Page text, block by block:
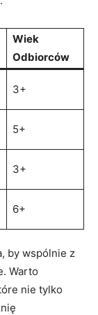
Wiek
Odbiorców
3+
5+
3+
6+
by wspólnie z
Warto
nie tylko